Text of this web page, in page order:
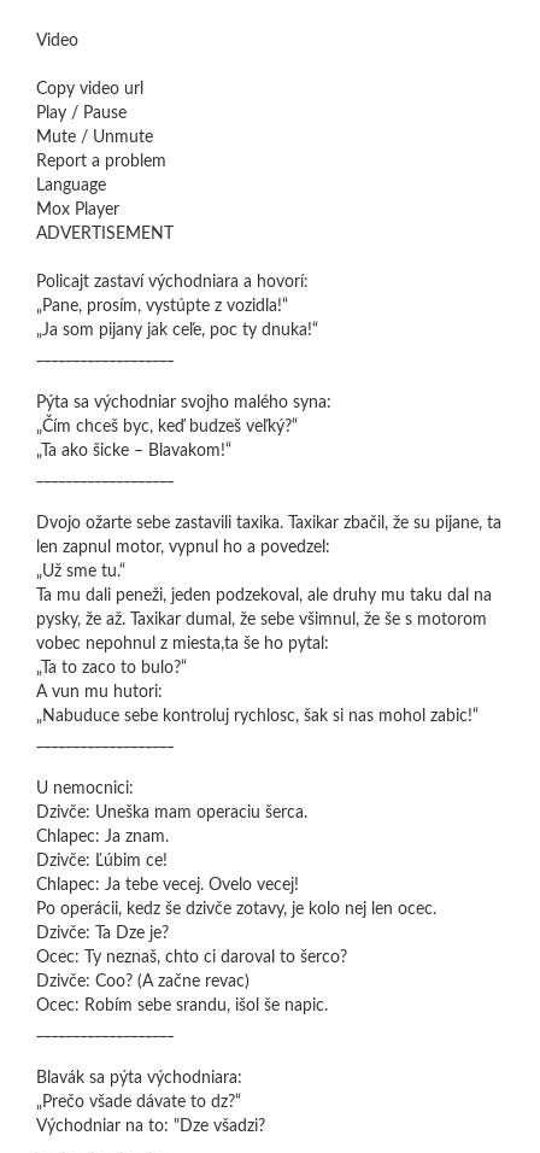
Video
Copy video url
Play / Pause
Mute / Unmute
Report a problem
Language
Mox Player
ADVERTISEMENT
Policajt zastaví východniara a hovorí:
„Pane, prosím, vystúpte z vozidla!“
„Ja som pijany jak ceľe, poc ty dnuka!“
Pýta sa východniar svojho malého syna:
„Čím chceš byc, keď budzeš veľký?“
„Ta ako šicke – Blavakom!“
Dvojo ožarte sebe zastavili taxika. Taxikar zbačil, že su pijane, ta
len zapnul motor, vypnul ho a povedzel:
„Už sme tu.“
Ta mu dali peneži, jeden podzekoval, ale druhy mu taku dal na
pysky, že až. Taxikar dumal, že sebe všimnul, že še s motorom
vobec nepohnul z miesta,ta še ho pytal:
„Ta to zaco to bulo?“
A vun mu hutori:
„Nabuduce sebe kontroluj rychlosc, šak si nas mohol zabic!“
U nemocnici:
Dzivče: Uneška mam operaciu šerca.
Chlapec: Ja znam.
Dzivče: Ľúbim ce!
Chlapec: Ja tebe vecej. Ovelo vecej!
Po operácii, kedz še dzivče zotavy, je kolo nej len ocec.
Dzivče: Ta Dze je?
Ocec: Ty neznaš, chto ci daroval to šerco?
Dzivče: Coo? (A začne revac)
Ocec: Robím sebe srandu, išol še napic.
Blavák sa pýta východniara:
„Prečo všade dávate to dz?“
Východniar na to: "Dze všadzi?